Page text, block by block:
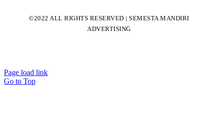
©2022 ALL RIGHTS RESERVED | SEMESTA MANDIRI
ADVERTISING
Page load link
Go to Top